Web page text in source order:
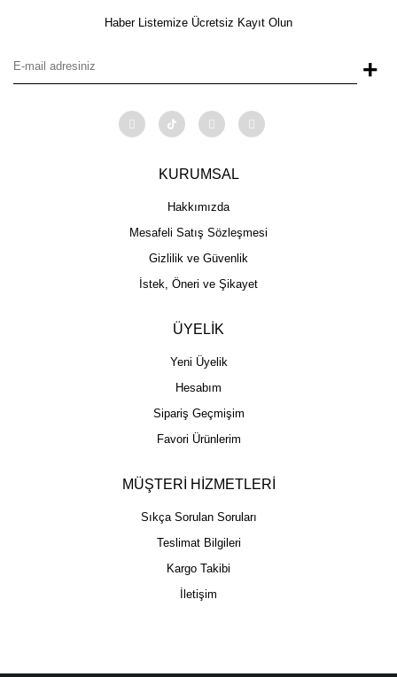
Haber Listemize Ücretsiz Kayıt Olun
+
KURUMSAL
Hakkımızda
Mesafeli Satış Sözleşmesi
Gizlilik ve Güvenlik
İstek, Öneri ve Şikayet
ÜYELİK
Yeni Üyelik
Hesabım
Sipariş Geçmişim
Favori Ürünlerim
MÜŞTERİ HİZMETLERİ
Sıkça Sorulan Soruları
Teslimat Bilgileri
Kargo Takibi
İletişim